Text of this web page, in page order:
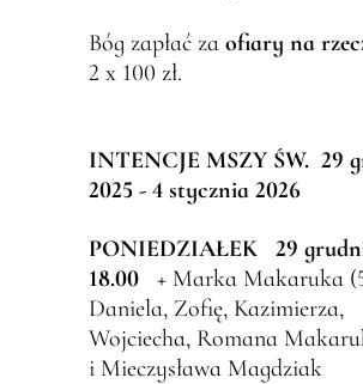
Bóg zapłać za ofiary na
2 x 100 zł.
INTENCJE MSZY ŚW. 29
2025 - 4 stycznia 2026
PONIEDZIAŁEK 29
18.00 + Marka Makaruka
Daniela, Zofię, Kazimierza,
Wojciecha, Romana
i Mieczysława Magdziak